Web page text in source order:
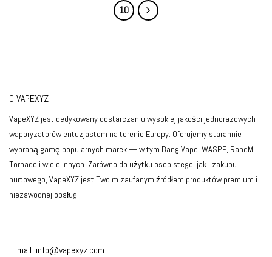
10
O VAPEXYZ
VapeXYZ jest dedykowany dostarczaniu wysokiej jakości jednorazowych
waporyzatorów entuzjastom na terenie Europy. Oferujemy starannie
wybraną gamę popularnych marek — w tym Bang Vape, WASPE, RandM
Tornado i wiele innych. Zarówno do użytku osobistego, jak i zakupu
hurtowego, VapeXYZ jest Twoim zaufanym źródłem produktów premium i
niezawodnej obsługi.
E-mail: info@vapexyz.com